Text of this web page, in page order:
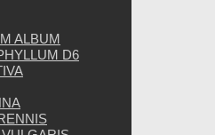
ALBUM
D6